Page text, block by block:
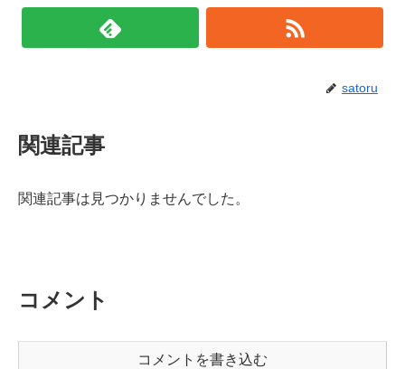
satoru
関連記事
関連記事は見つかりませんでした。
コメント
コメントを書き込む